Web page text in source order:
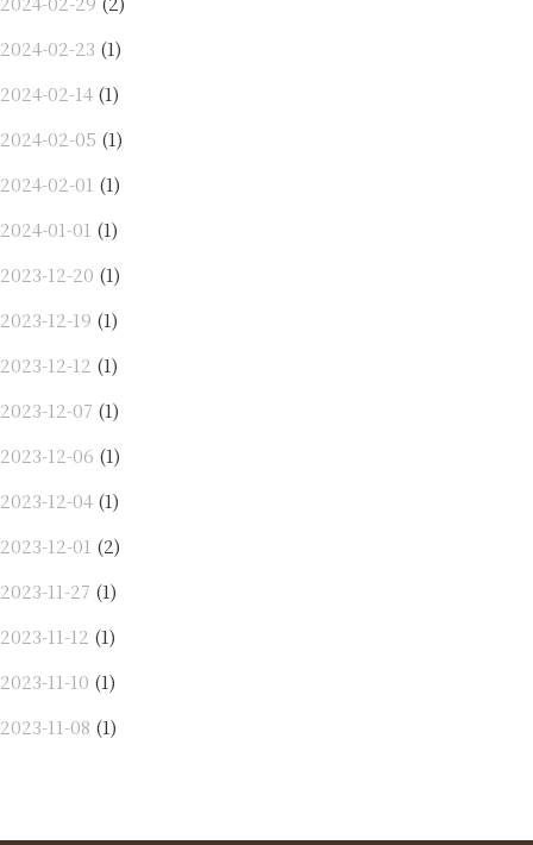
2024-02-23 (1)
2024-02-14 (1)
2024-02-05 (1)
2024-02-01 (1)
2024-01-01 (1)
2023-12-20 (1)
2023-12-19 (1)
2023-12-12 (1)
2023-12-07 (1)
2023-12-06 (1)
2023-12-04 (1)
2023-12-01 (2)
2023-11-27 (1)
2023-11-12 (1)
2023-11-10 (1)
2023-11-08 (1)